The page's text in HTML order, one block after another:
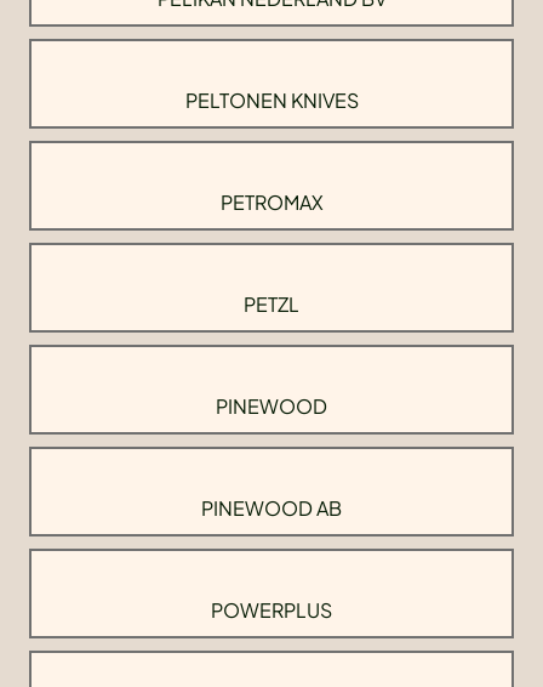
PELTONEN KNIVES
PETROMAX
PETZL
PINEWOOD
PINEWOOD AB
POWERPLUS